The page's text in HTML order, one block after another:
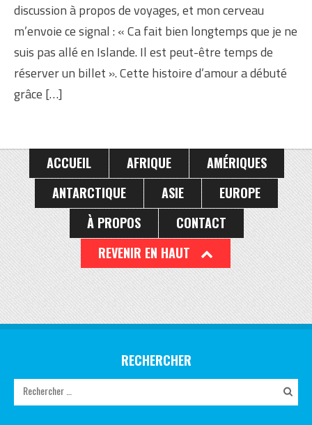
discussion à propos de voyages, et mon cerveau
m’envoie ce signal : « Ca fait bien longtemps que je ne
suis pas allé en Islande. Il est peut-être temps de
réserver un billet ». Cette histoire d’amour a débuté
grâce […]
ACCUEIL AFRIQUE
AMÉRIQUES
ANTARCTIQUE
ASIE
EUROPE
À PROPOS
CONTACT
REVENIR EN HAUT
RECHERCHER